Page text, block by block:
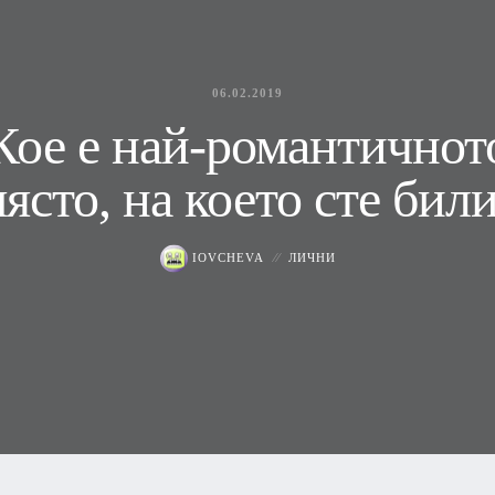
06.02.2019
е най-
на което сте
IOVCHEVA ЛИЧНИ